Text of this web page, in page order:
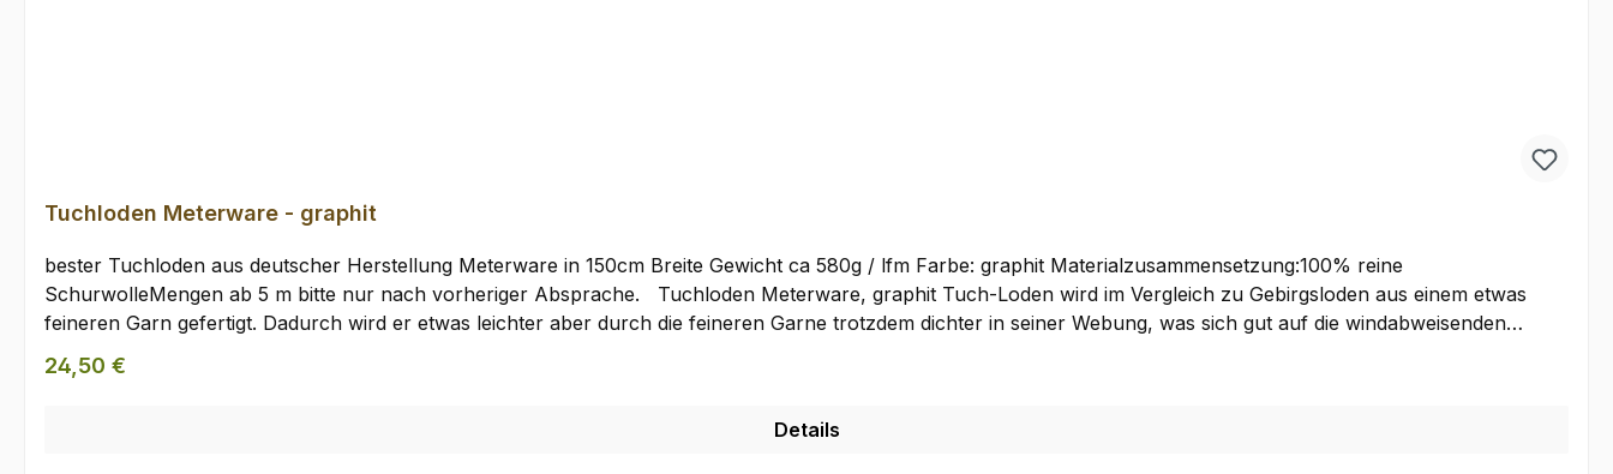
Tuchloden Meterware - graphit
bester Tuchloden aus deutscher Herstellung Meterware in 150cm Breite Gewicht ca 580g / lfm Farbe: graphit Materialzusammensetzung:100% reine
SchurwolleMengen ab 5 m bitte nur nach vorheriger Absprache. Tuchloden Meterware, graphit Tuch-Loden wird im Vergleich zu Gebirgsloden aus einem etwas
feineren Garn gefertigt. Dadurch wird er etwas leichter aber durch die feineren Garne trotzdem dichter in seiner Webung, was sich gut auf die windabweisenden
Eigenschaften auswirkt. Er fällt etwas weicher als Gebirgsloden und eignet sich dadurch besonders für Bekleidung wie Lodenjacken, Lodenhosen oder auch etwas
leichtere Taschen und Rucksäcke. Den Tuchloden verwenden wir selber bevorzugt für unsere Jacken. Sie können ihn bei uns als Meterware kaufen, um Ihre
Regulärer Preis:
24,50 €
Details